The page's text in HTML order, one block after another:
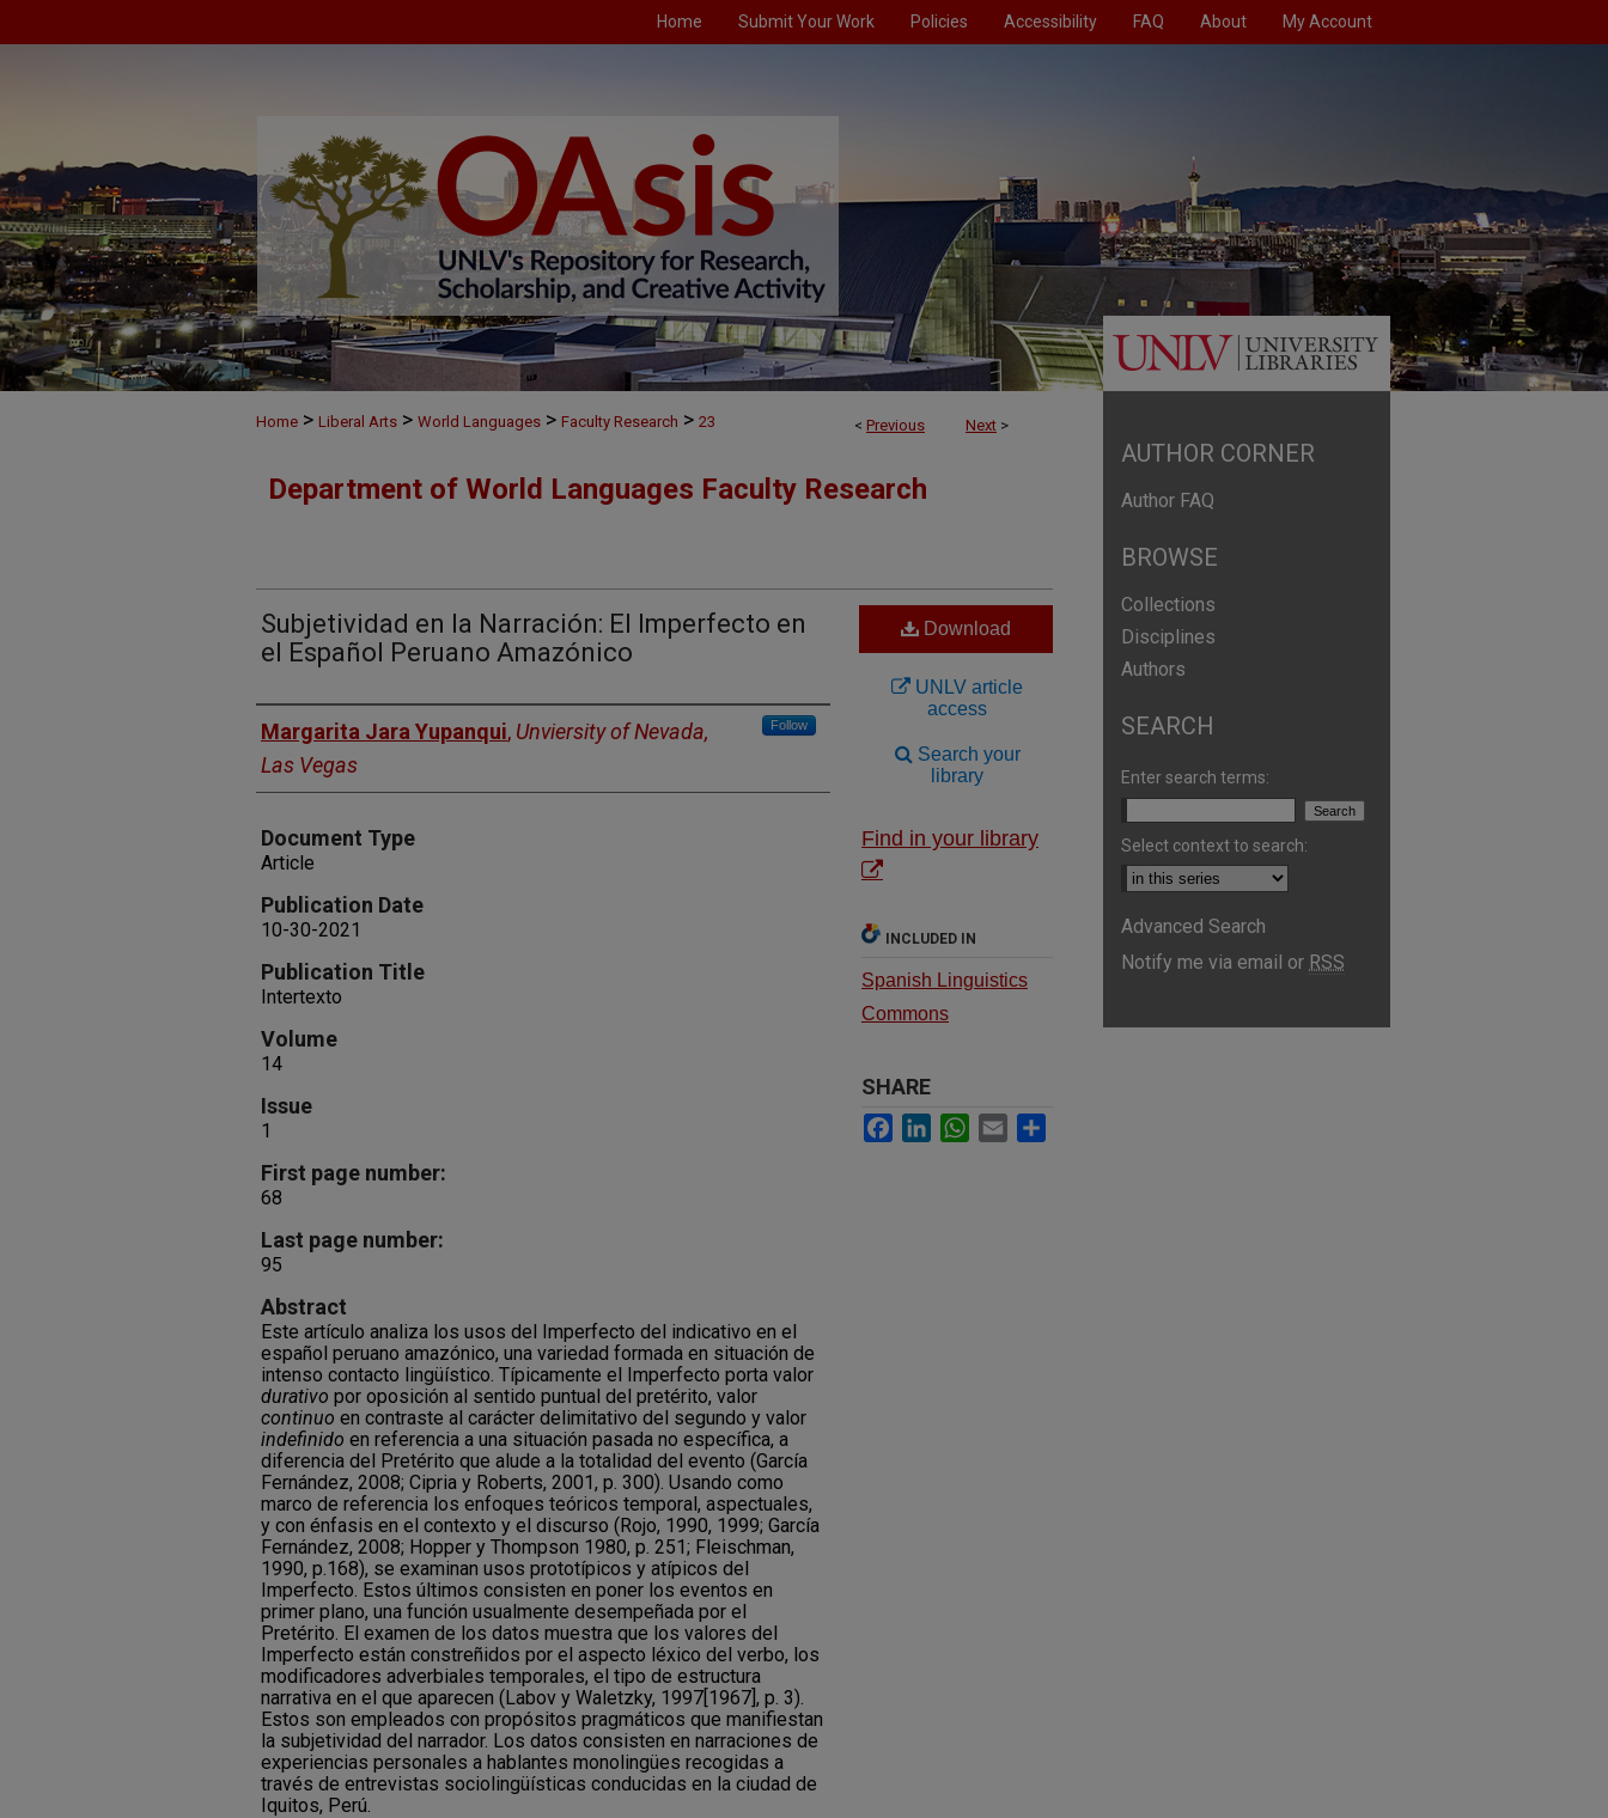
Home Submit Your Work Policies Accessibility FAQ About My Account
< Previous Next >
Home > Liberal Arts > World Languages > Faculty Research > 23
Department of World Languages Faculty Research
Subjetividad en la Narración: El Imperfecto en
el Español Peruano Amazónico
Authors
Margarita Jara Yupanqui, Unviersity of Nevada,
Las Vegas
Follow
Document Type
Article
Publication Date
10-30-2021
Publication Title
Intertexto
Volume
14
Issue
1
First page number:
68
Last page number:
95
Abstract
Este artículo analiza los usos del Imperfecto del indicativo en el
español peruano amazónico, una variedad formada en situación de
intenso contacto lingüístico. Típicamente el Imperfecto porta valor
durativo por oposición al sentido puntual del pretérito, valor
continuo en contraste al carácter delimitativo del segundo y valor
indefinido en referencia a una situación pasada no específica, a
diferencia del Pretérito que alude a la totalidad del evento (García
Fernández, 2008; Cipria y Roberts, 2001, p. 300). Usando como
marco de referencia los enfoques teóricos temporal, aspectuales,
y con énfasis en el contexto y el discurso (Rojo, 1990, 1999; García
Fernández, 2008; Hopper y Thompson 1980, p. 251; Fleischman,
1990, p.168), se examinan usos prototípicos y atípicos del
Imperfecto. Estos últimos consisten en poner los eventos en
primer plano, una función usualmente desempeñada por el
Pretérito. El examen de los datos muestra que los valores del
Imperfecto están constreñidos por el aspecto léxico del verbo, los
modificadores adverbiales temporales, el tipo de estructura
narrativa en el que aparecen (Labov y Waletzky, 1997[1967], p. 3).
Estos son empleados con propósitos pragmáticos que manifiestan
la subjetividad del narrador. Los datos consisten en narraciones de
experiencias personales a hablantes monolingües recogidas a
través de entrevistas sociolingüísticas conducidas en la ciudad de
Iquitos, Perú.
Download
UNLV article
access
Search your
library
Find in your library
INCLUDED IN
Spanish Linguistics
Commons
SHARE
Facebook
LinkedInWhatsApp
Email
AUTHOR CORNER
Author FAQ
BROWSE
Collections
Disciplines
Authors
SEARCH
Enter search terms:
Select context to search:
Advanced Search
Notify me via email or RSS